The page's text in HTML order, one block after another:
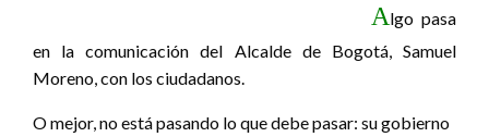
Algo pasa
en la comunicación del Alcalde de Bogotá, Samuel
Moreno, con los ciudadanos.
O mejor, no está pasando lo que debe pasar: su gobierno